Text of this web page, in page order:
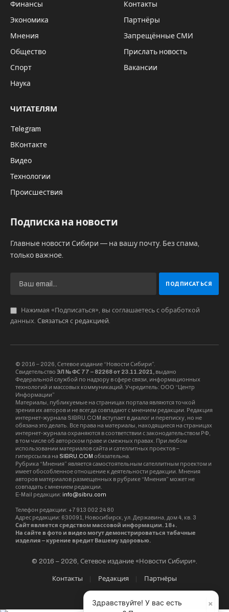
Финансы
Экономика
Мнения
Общество
Спорт
Наука
Контакты
Партнёры
Запрещённые СМИ
Прислать новость
Вакансии
ЧИТАТЕЛЯМ
Telegram
ВКонтакте
Видео
Технологии
Происшествия
Подписка на новости
Главные новости Сибири — на вашу почту. Без спама,
только важное.
Нажимая «Подписаться», вы соглашаетесь с обработкой
данных. Связаться с редакцией.
© 2016 – 2026, Сетевое издание “Новости Сибири”.
Свидетельство ЭЛ № ФС 77 – 82268 от 23.11.2021, выдано
Федеральной службой по надзору в сфере связи, информационных
технологий и массовых коммуникаций. Учредитель: ООО “Центр
Информации”
Материалы, публикуемые на страницах портала являются точкой
зрения их авторов и не всегда совпадают с мнением редакции. Редакция
интернет-журнала SIBRU.COM вступает в диалог и переписку, но не
обязана это делать. Все права на материалы, находящиеся на страницах
интернет-журнала охраняются в соответствии с законодательством РФ,
в том числе об авторском праве и смежных правах. При любом
использовании материалов сайта и сателлитных проектов –
гиперссылка на SIBRU.COM обязательна.
Рубрика “Мнения” является самостоятельным сателлитным проектом и
имеет обособленное отношение к деятельности редакции. Мнения
авторов материалов размещенных в рубрике “Мнения” может не
совпадать с мнением редакции.
E-Mail редакции: info@sibru.com
Телефон редакции: +7 913 002 24 80
Адрес редакции: 630091, Новосибирск, ул. Державина, дом 4, кв. 3
Сайт является средством массовой информации. 18+.
На сайте в фото и видео могут демонстрироваться табачные
изделия – курение вредит Вашему здоровью.
© 2016 – 2026, Сетевое издание «Новости Сибири».
Контакты Редакция Партнёры
×
Здравствуйте! У вас есть